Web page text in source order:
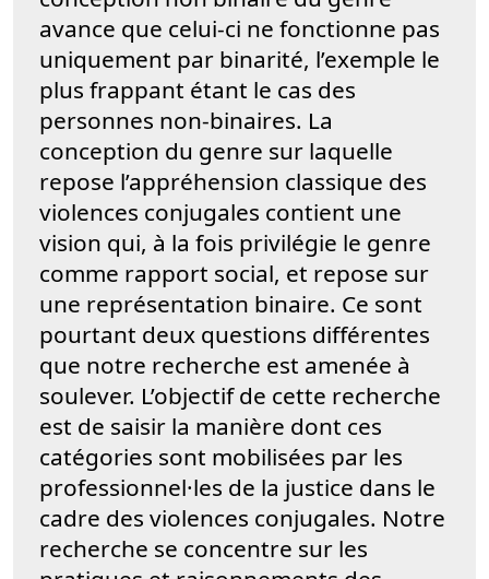
avance que celui-ci ne fonctionne pas
uniquement par binarité, l’exemple le
plus frappant étant le cas des
personnes non-binaires. La
conception du genre sur laquelle
repose l’appréhension classique des
violences conjugales contient une
vision qui, à la fois privilégie le genre
comme rapport social, et repose sur
une représentation binaire. Ce sont
pourtant deux questions différentes
que notre recherche est amenée à
soulever. L’objectif de cette recherche
est de saisir la manière dont ces
catégories sont mobilisées par les
professionnel·les de la justice dans le
cadre des violences conjugales. Notre
recherche se concentre sur les